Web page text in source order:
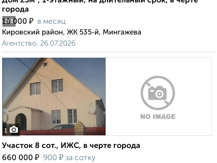
2/8
города
10 000 ₽ в месяц
Кировский район, ЖК 535-й, Мингажева
Агентство, 26.07.2026
1
Участок 8 сот., ИЖС, в черте города
660 000 ₽ 900 ₽ за сотку